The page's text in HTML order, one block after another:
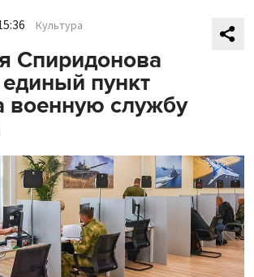
Культура
Спиридонова
пункт
военную службу